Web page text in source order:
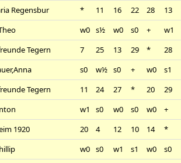
Regensbur
* 11 16 22 28
13
w0 s½ w0 s0 +
w1
Tegern
7 25 13 29 *
28
s0 w½ s0 + w0
s1
Tegern
11 24 27 * 20
29
w1 s0 w0 s0 w0
+
1920
20 4 12 10 14
*
w0 s0 w1 s1 w0
s0